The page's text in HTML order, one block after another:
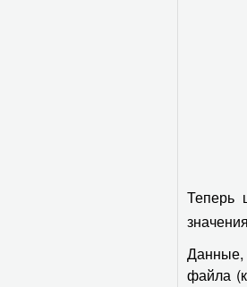
Теперь
Данные,
файла